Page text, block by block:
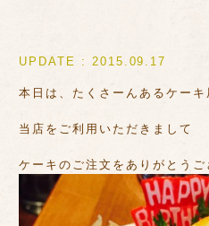
UPDATE : 2015.09.17
本日は、たくさーんあるケーキ
当店をご利用いただきまして
ケーキのご注文をありがとう